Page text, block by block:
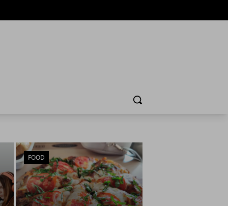
Cerca
FOOD